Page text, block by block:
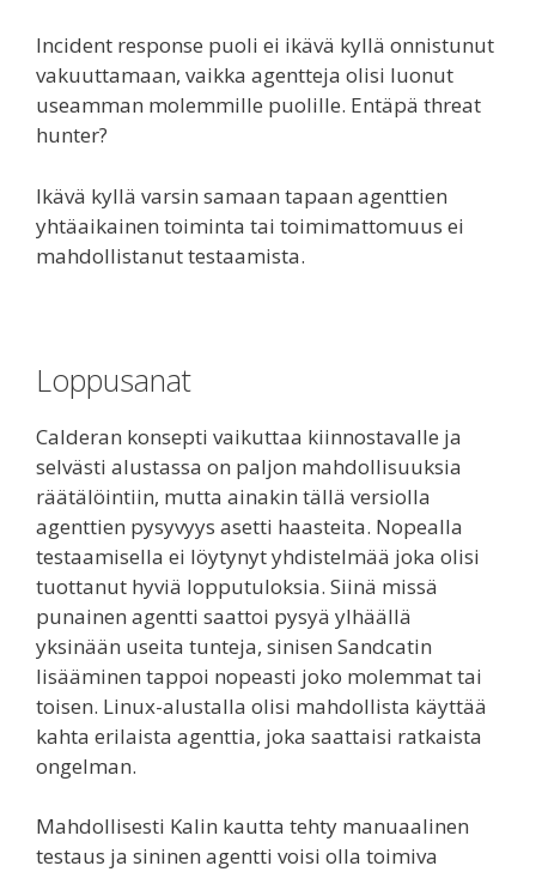
Incident response puoli ei ikävä kyllä onnistunut
vakuuttamaan, vaikka agentteja olisi luonut
useamman molemmille puolille. Entäpä threat
hunter?
Ikävä kyllä varsin samaan tapaan agenttien
yhtäaikainen toiminta tai toimimattomuus ei
mahdollistanut testaamista.
Loppusanat
Calderan konsepti vaikuttaa kiinnostavalle ja
selvästi alustassa on paljon mahdollisuuksia
räätälöintiin, mutta ainakin tällä versiolla
agenttien pysyvyys asetti haasteita. Nopealla
testaamisella ei löytynyt yhdistelmää joka olisi
tuottanut hyviä lopputuloksia. Siinä missä
punainen agentti saattoi pysyä ylhäällä
yksinään useita tunteja, sinisen Sandcatin
lisääminen tappoi nopeasti joko molemmat tai
toisen. Linux-alustalla olisi mahdollista käyttää
kahta erilaista agenttia, joka saattaisi ratkaista
ongelman.
Mahdollisesti Kalin kautta tehty manuaalinen
testaus ja sininen agentti voisi olla toimiva